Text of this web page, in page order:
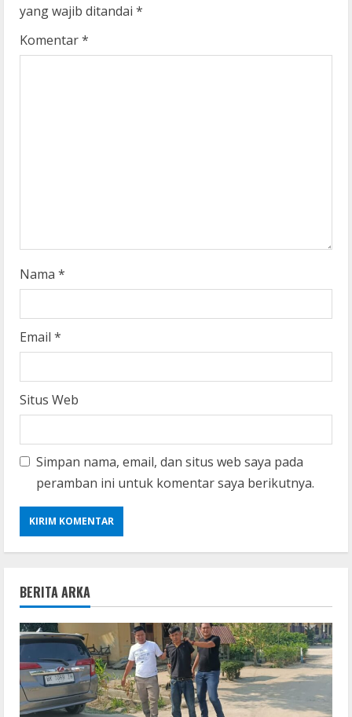
R
e
yang wajib ditandai *
Komentar*
Nama *
Email *
Situs Web
Simpan nama, email, dan situs web saya pada
peramban ini untuk komentar saya berikutnya.
BERITA ARKA